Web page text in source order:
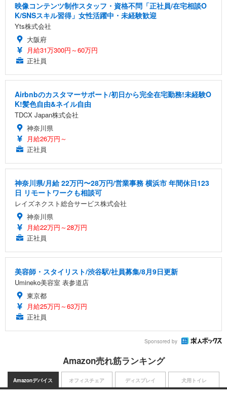
映像コンテンツ制作スタッフ・資格不問「正社員/在宅相談O
K/SNSスキル習得」女性活躍中・未経験歓迎
Yts株式会社
大阪府
月給31万300円～60万円
正社員
Airbnbのカスタマーサポート/初日から完全在宅勤務!未経験O
K!髪色自由&ネイル自由
TDCX Japan株式会社
神奈川県
月給26万円～
正社員
神奈川県/月給 22万円〜28万円/営業事務 横浜市 年間休日123
日 リモートワークも相談可
レイズネクスト総合サービス株式会社
神奈川県
月給22万円～28万円
正社員
美容師・スタイリスト/渋谷駅/社員募集/8月9日更新
Umineko美容室 表参道店
東京都
月給25万円～63万円
正社員
Sponsored by
Amazon売れ筋ランキング
Amazonデバイス オフィスチェア ディスプレイ 犬用トイレ